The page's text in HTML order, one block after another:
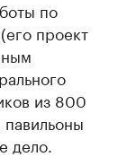
по
проект
из 800
дело.